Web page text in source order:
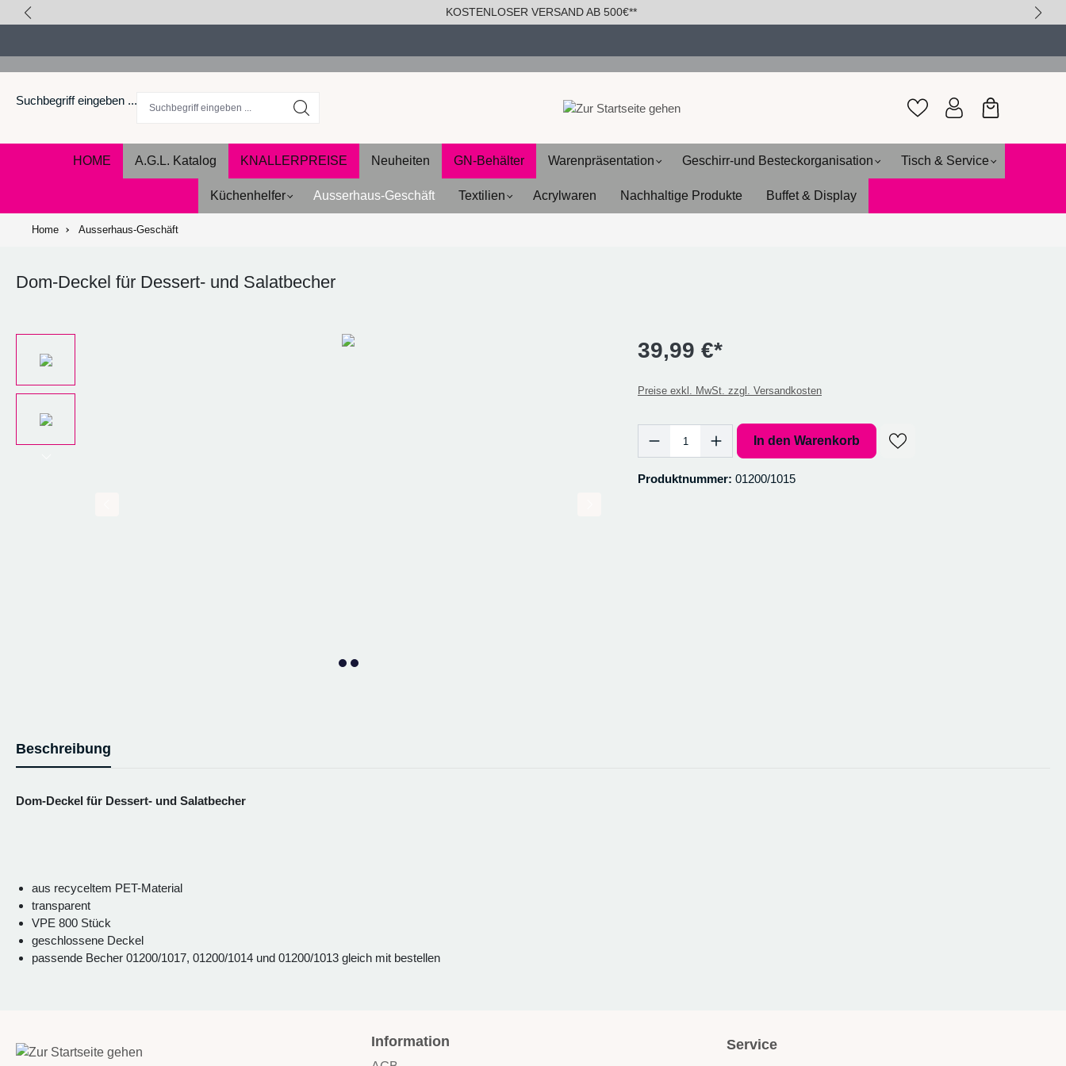
KOSTENLOSER VERSAND AB 500€**
Suchbegriff eingeben ...
HOME A.G.L. Katalog KNALLERPREISE Neuheiten GN-Behälter Warenpräsentation Geschirr-und Besteckorganisation Tisch & Service
Küchenhelfer Ausserhaus-Geschäft Textilien Acrylwaren Nachhaltige Produkte Buffet & Display
Home Ausserhaus-Geschäft
Dom-Deckel für Dessert- und Salatbecher
39,99 €*
Preise exkl. MwSt. zzgl. Versandkosten
Produkt Anzahl: Gib den gewünschten Wert ein oder benutze die Schaltflächen
In den Warenkorb
Produktnummer: 01200/1015
Beschreibung
Dom-Deckel für Dessert- und Salatbecher
aus recyceltem PET-Material
transparent
VPE 800 Stück
geschlossene Deckel
passende Becher 01200/1017, 01200/1014 und 01200/1013 gleich mit bestellen
Information Service